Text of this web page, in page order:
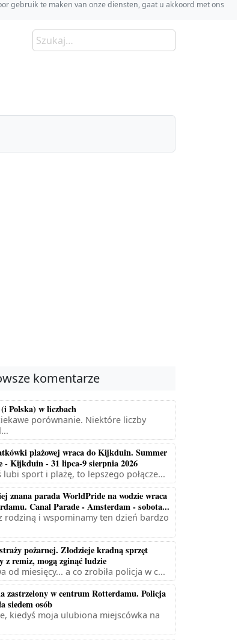
gebruik te maken van onze diensten, gaat u akkoord met ons
komentarze
Polska) w liczbach
porównanie. Niektóre liczby
plażowej wraca do Kijkduin. Summer
- Kijkduin - 31 lipca-9 sierpnia 2026
lubi sport i plażę, to lepszego połącze...
znana parada WorldPride na wodzie wraca
Canal Parade - Amsterdam - sobota...
rodziną i wspominamy ten dzień bardzo
pożarnej. Złodzieje kradną sprzęt
z remiz, mogą zginąć ludzie
od miesięcy... a co zrobiła policja w c...
zastrzelony w centrum Rotterdamu. Policja
siedem osób
kiedyś moja ulubiona miejscówka na